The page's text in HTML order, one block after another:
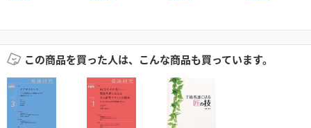
この商品を買った人は、こんな商品も買っています。